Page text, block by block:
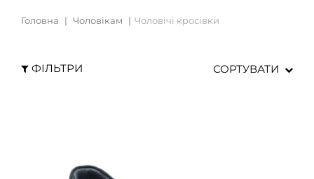
Головна Чоловікам Чоловічі кросівки
ФІЛЬТРИ СОРТУВАТИ